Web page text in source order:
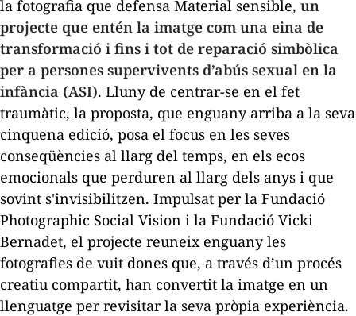
la fotografia que defensa Material sensible, un
projecte que entén la imatge com una eina de
transformació i fins i tot de reparació simbòlica
per a persones supervivents d’abús sexual en la
infància (ASI). Lluny de centrar-se en el fet
traumàtic, la proposta, que enguany arriba a la seva
cinquena edició, posa el focus en les seves
conseqüències al llarg del temps, en els ecos
emocionals que perduren al llarg dels anys i que
sovint s'invisibilitzen. Impulsat per la Fundació
Photographic Social Vision i la Fundació Vicki
Bernadet, el projecte reuneix enguany les
fotografies de vuit dones que, a través d’un procés
creatiu compartit, han convertit la imatge en un
llenguatge per revisitar la seva pròpia experiència.